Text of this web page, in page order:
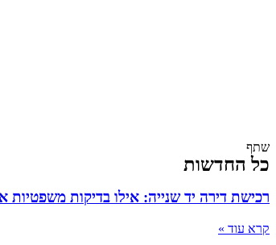
שתף
כל החדשות
רכישת דירה יד שנייה: אילו בדיקות משפטיות
קרא עוד »